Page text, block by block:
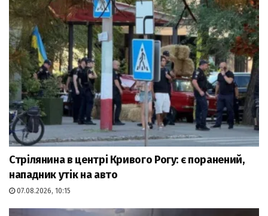
Стрілянина в центрі Кривого Рогу: є поранений,
нападник утік на авто
07.08.2026, 10:15